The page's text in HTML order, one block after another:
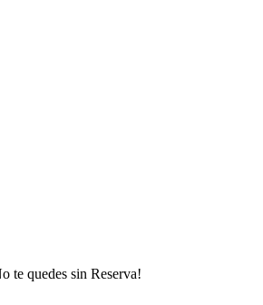
te quedes sin Reserva!